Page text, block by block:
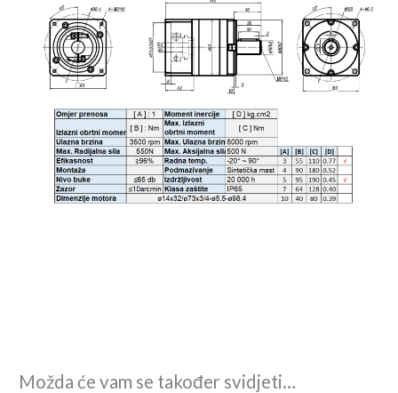
Možda će vam se također svidjeti…